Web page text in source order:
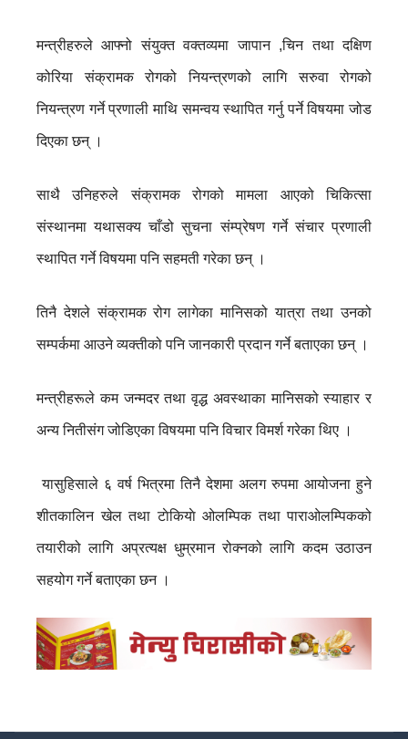
मन्त्रीहरुले आफ्नो संयुक्त वक्तव्यमा जापान ,चिन तथा दक्षिण
कोरिया संक्रामक रोगको नियन्त्रणको लागि सरुवा रोगको
नियन्त्रण गर्ने प्रणाली माथि समन्वय स्थापित गर्नु पर्ने विषयमा जोड
दिएका छन् ।
साथै उनिहरुले संक्रामक रोगको मामला आएको चिकित्सा
संस्थानमा यथासक्य चाँडो सुचना संम्प्रेषण गर्ने संचार प्रणाली
स्थापित गर्ने विषयमा पनि सहमती गरेका छन् ।
तिनै देशले संक्रामक रोग लागेका मानिसको यात्रा तथा उनको
सम्पर्कमा आउने व्यक्तीको पनि जानकारी प्रदान गर्ने बताएका छन् ।
मन्त्रीहरूले कम जन्मदर तथा वृद्ध अवस्थाका मानिसको स्याहार र
अन्य नितीसंग जोडिएका विषयमा पनि विचार विमर्श गरेका थिए ।
यासुहिसाले ६ वर्ष भित्रमा तिनै देशमा अलग रुपमा आयोजना हुने
शीतकालिन खेल तथा टाेकियाे ओलम्पिक तथा पाराओलम्पिकको
तयारीको लागि अप्रत्यक्ष धुम्रमान रोक्नको लागि कदम उठाउन
सहयोग गर्ने बताएका छन ।